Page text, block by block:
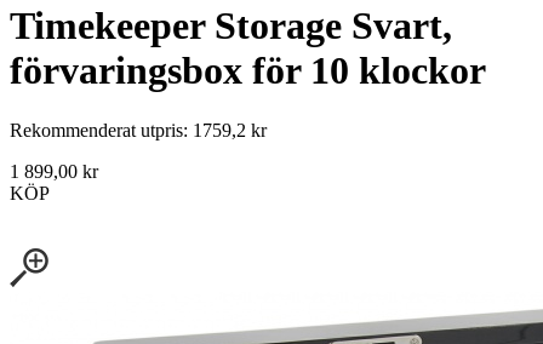
Timekeeper Storage Svart,
förvaringsbox för 10 klockor
Rekommenderat utpris: 1759,2 kr
1 899,00 kr
KÖP